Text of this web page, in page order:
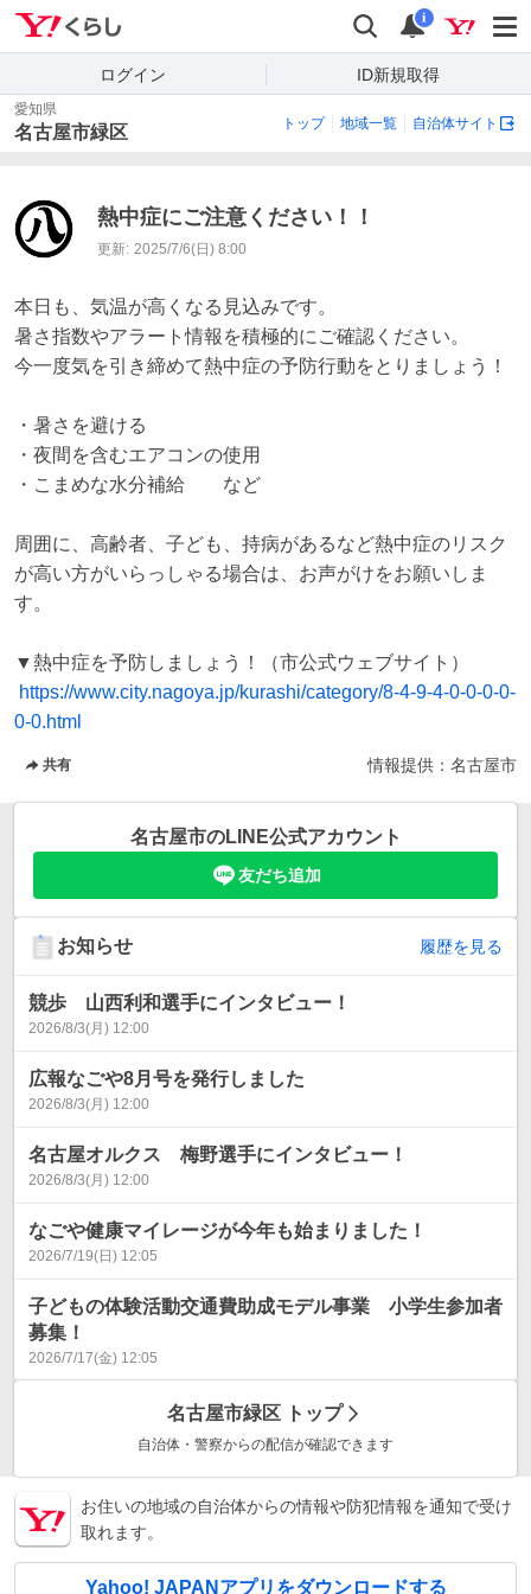
検索 通知
i
ログイン ID新規取得
愛知県
名古屋市緑区 トップ 地域一覧 自治体サイト
熱中症にご注意ください！！
更新: 2025/7/6(日) 8:00
本日も、気温が高くなる見込みです。
暑さ指数やアラート情報を積極的にご確認ください。
今一度気を引き締めて熱中症の予防行動をとりましょう！
・暑さを避ける
・夜間を含むエアコンの使用
・こまめな水分補給　　など
周囲に、高齢者、子ども、持病があるなど熱中症のリスク
が高い方がいらっしゃる場合は、お声がけをお願いしま
す。
▼熱中症を予防しましょう！（市公式ウェブサイト）
https://www.city.nagoya.jp/kurashi/category/8-4-9-4-0-0-0-0-
0-0.html
共有 情報提供： 名古屋市
名古屋市のLINE公式アカウント
友だち追加
お知らせ 履歴を見る
競歩 山西利和選手にインタビュー！
2026/8/3(月) 12:00
広報なごや8月号を発行しました
2026/8/3(月) 12:00
名古屋オルクス 梅野選手にインタビュー！
2026/8/3(月) 12:00
なごや健康マイレージが今年も始まりました！
2026/7/19(日) 12:05
子どもの体験活動交通費助成モデル事業 小学生参加者
募集！
2026/7/17(金) 12:05
名古屋市緑区 トップ
自治体・警察からの配信が確認できます
お住いの地域の自治体からの情報や防犯情報を通知で受け
取れます。
Yahoo! JAPANアプリをダウンロードする